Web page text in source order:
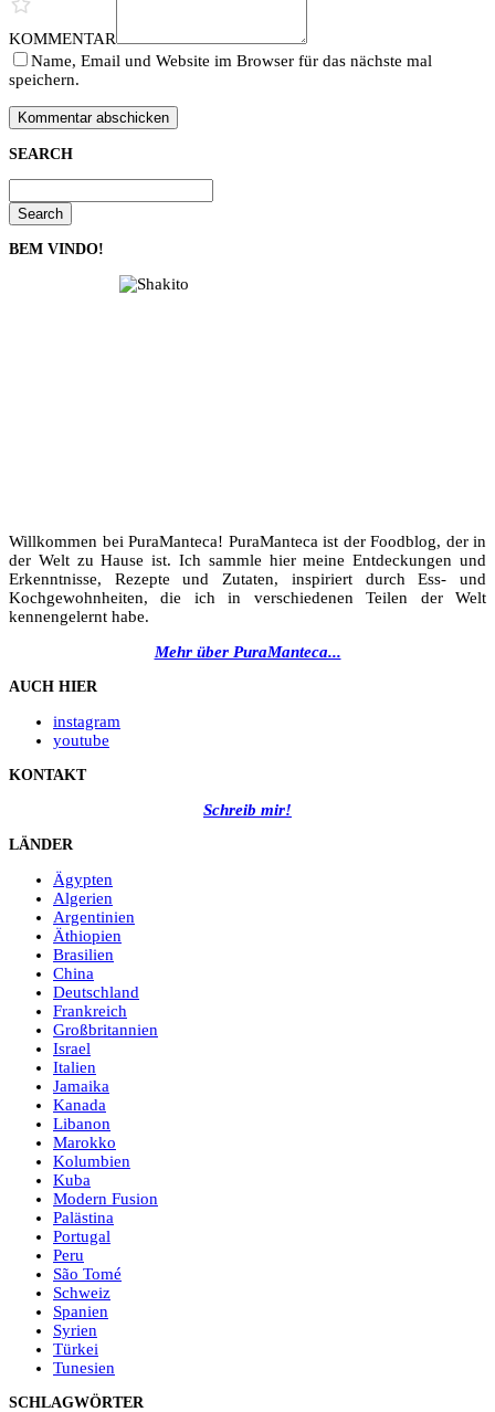
KOMMENTAR
Name, Email und Website im Browser für das nächste mal
speichern.
SEARCH
Search
BEM VINDO!
Willkommen bei PuraManteca! PuraManteca ist der Foodblog, der in
der Welt zu Hause ist. Ich sammle hier meine Entdeckungen und
Erkenntnisse, Rezepte und Zutaten, inspiriert durch Ess- und
Kochgewohnheiten, die ich in verschiedenen Teilen der Welt
kennengelernt habe.
Mehr über PuraManteca...
AUCH HIER
instagram
youtube
KONTAKT
Schreib mir!
LÄNDER
Ägypten
Algerien
Argentinien
Äthiopien
Brasilien
China
Deutschland
Frankreich
Großbritannien
Israel
Italien
Jamaika
Kanada
Libanon
Marokko
Kolumbien
Kuba
Modern Fusion
Palästina
Portugal
Peru
São Tomé
Schweiz
Spanien
Syrien
Türkei
Tunesien
SCHLAGWÖRTER